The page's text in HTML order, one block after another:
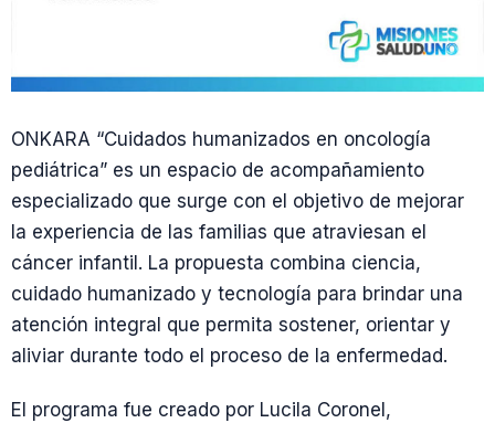
ONKARA “Cuidados humanizados en oncología
pediátrica” es un espacio de acompañamiento
especializado que surge con el objetivo de mejorar
la experiencia de las familias que atraviesan el
cáncer infantil. La propuesta combina ciencia,
cuidado humanizado y tecnología para brindar una
atención integral que permita sostener, orientar y
aliviar durante todo el proceso de la enfermedad.
El programa fue creado por Lucila Coronel,